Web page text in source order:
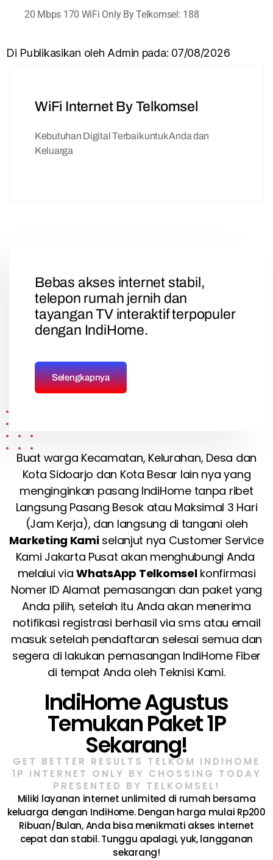
20 Mbps 170 WiFi Only By Telkomsel: 188
Di Publikasikan oleh Admin pada: 07/08/2026
WiFi Internet By Telkomsel
Kebutuhan Digital Terbaik untuk Anda dan
Keluarga
Bebas akses internet stabil,
telepon rumah jernih dan
tayangan TV interaktif terpopuler
dengan IndiHome.
Selengkapnya
Buat warga Kecamatan, Kelurahan, Desa dan
Kota Sidoarjo dan Kota Besar lain nya yang
menginginkan pasang IndiHome tanpa ribet
Langsung Pasang Besok atau Maksimal 3 Hari
(Jam Kerja), dan langsung di tangani oleh
Marketing Kamiselanjut nya Customer Service
Kami Jakarta Pusat akan menghubungi Anda
melalui viaWhatsApp Telkomselkonfirmasi
Nomer ID Alamat pemasangan dan paket yang
Anda pilih, setelah itu Anda akan menerima
notifikasi registrasi berhasil via sms atau email
masuk setelah pendaftaran selesai semua dan
segera di lakukan pemasangan IndiHome Fiber
di tempat Anda oleh Teknisi Kami.
IndiHome Agustus
Temukan Paket 1P
Sekarang!
GET BETTER RESULTS TELKOM INDIHOME
1P INTERNET ONLY BY CHOSSING TODAY
PRESENTED BY TELKOMSEL!​
Miliki layanan internet unlimited di rumah bersama
keluarga dengan IndiHome. Dengan harga mulai Rp200
Ribuan/Bulan, Anda bisa menikmati akses internet
cepat dan stabil. Tunggu apalagi, yuk, langganan
sekarang!